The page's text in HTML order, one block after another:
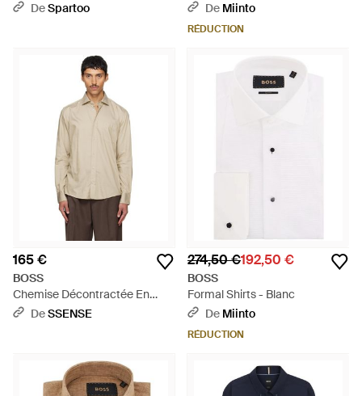
DeSpartoo
De Miinto
RÉDUCTION
165 €
BOSS
Chemise Décontractée En
Coton À Col Classique - Neutre
DeSSENSE
274,50 €192,50 €
BOSS
Formal Shirts - Blanc
De Miinto
RÉDUCTION